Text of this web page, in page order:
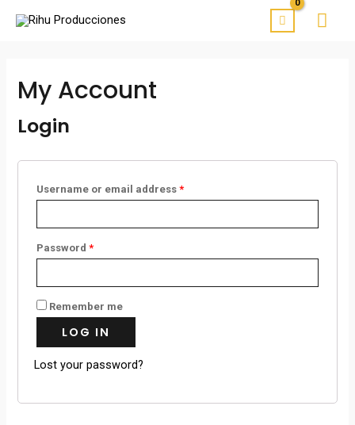
My Account
Login
Username or email address*
Password*
Remember me
LOG IN
Lost your password?